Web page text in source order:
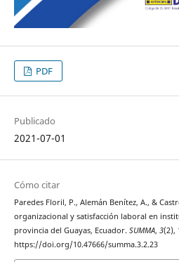
PDF
Publicado
2021-07-01
Cómo citar
Paredes Floril, P., Alemán Benítez, A., &
organizacional y satisfacción laboral en
provincia del Guayas, Ecuador. SUMMA, 3(2),
https://doi.org/10.47666/summa.3.2.23